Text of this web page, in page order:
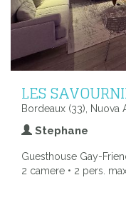
LES
Bordeaux (33), Nuova
Stephane
Guesthouse Gay-
2 camere • 2 pers.